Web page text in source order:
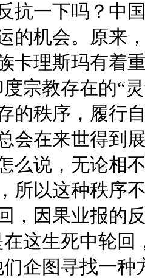
抗一下吗？中
的机会。原来
卡理斯玛有着
宗教存在的“
的秩序，履行
会在来世得到
么说，无论相
所以这种秩序
，因果业报的
这生死中轮
们企图寻找一